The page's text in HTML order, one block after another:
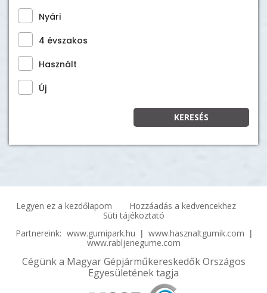
Nyári
4 évszakos
Használt
Új
KERESÉS
Legyen ez a kezdőlapom
Hozzáadás a kedvencekhez
Süti tájékoztató
Partnereink: www.gumipark.hu | www.hasznaltgumik.com |
www.rabljenegume.com
Cégünk a Magyar Gépjárműkereskedők Országos
Egyesületének tagja